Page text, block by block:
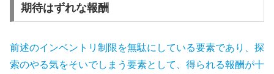
期待はずれな報酬
前述のインベントリ制限を無駄にしている要素であり、探
索のやる気をそいでしまう要素として、得られる報酬が十